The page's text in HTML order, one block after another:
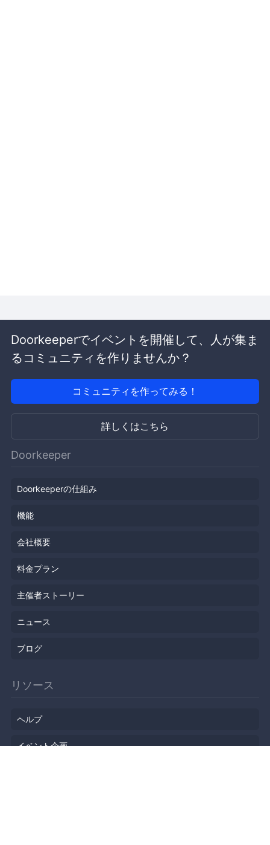
Doorkeeperでイベントを開催して、人が集ま
るコミュニティを作りませんか？
コミュニティを作ってみる！
詳しくはこちら
Doorkeeper
Doorkeeperの仕組み
機能
会社概要
料金プラン
主催者ストーリー
ニュース
ブログ
リソース
ヘルプ
イベント企画